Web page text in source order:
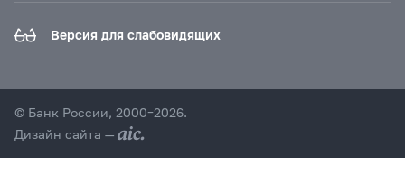
Версия для слабовидящих
© Банк России, 2000–2026.
Дизайн сайта —